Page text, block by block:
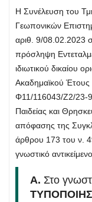
Η Συνέλευση του
Γεωπονικών
αριθ. 9/08.02.2023
πρόσληψη
ιδιωτικού δικαίου
Ακαδημαϊκού Έτους
Φ11/116043/Ζ2/23-
Παιδείας και
απόφασης της
άρθρου 173 του ν.
γνωστικό
Α. Στο